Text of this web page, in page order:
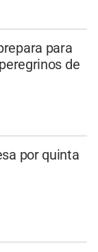
para
de
por quinta